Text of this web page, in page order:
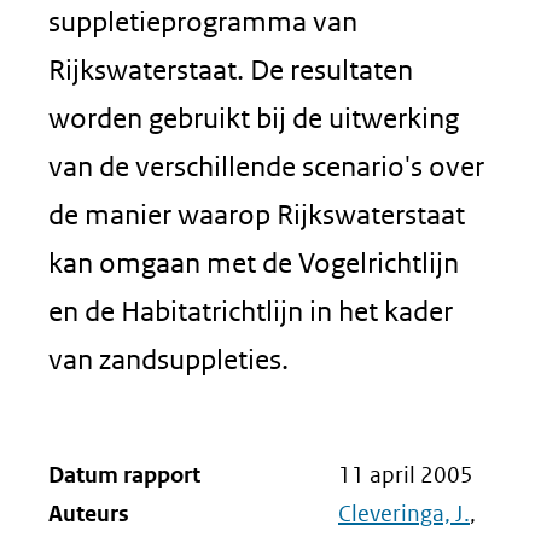
suppletieprogramma van
Rijkswaterstaat. De resultaten
worden gebruikt bij de uitwerking
van de verschillende scenario's over
de manier waarop Rijkswaterstaat
kan omgaan met de Vogelrichtlijn
en de Habitatrichtlijn in het kader
van zandsuppleties.
Datum rapport
11 april 2005
Auteurs
Cleveringa, J.,